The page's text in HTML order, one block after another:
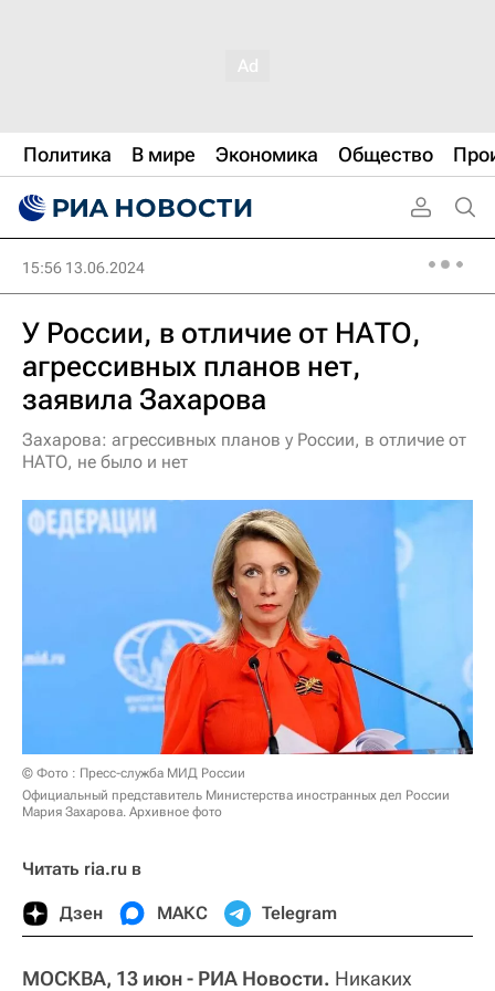
Политика В мире Экономика Общество
15:56 13.06.2024
У России, в отличие от НАТО,
агрессивных планов нет,
заявила Захарова
Захарова: агрессивных планов у России, в отличие от
НАТО, не было и нет
© Фото : Пресс-служба МИД России
Официальный представитель Министерства иностранных дел России
Мария Захарова. Архивное фото
Читать ria.ru в
Дзен МАКС Telegram
МОСКВА, 13 июн - РИА Новости. Никаких